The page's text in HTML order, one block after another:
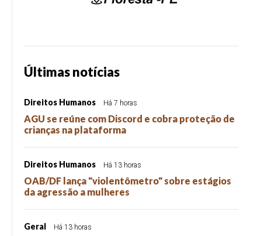
Últimas notícias
Direitos Humanos Há 7 horas
AGU se reúne com Discord e cobra proteção de
crianças na plataforma
Direitos Humanos Há 13 horas
OAB/DF lança "violentômetro" sobre estágios
da agressão a mulheres
Geral Há 13 horas